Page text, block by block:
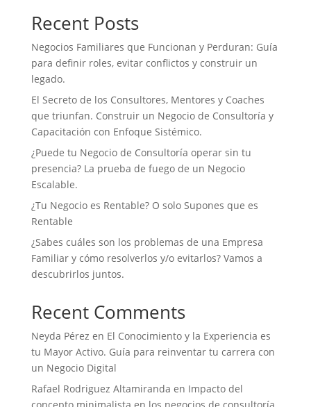
Recent Posts
Negocios Familiares que Funcionan y Perduran: Guía
para definir roles, evitar conflictos y construir un
legado.
El Secreto de los Consultores, Mentores y Coaches
que triunfan. Construir un Negocio de Consultoría y
Capacitación con Enfoque Sistémico.
¿Puede tu Negocio de Consultoría operar sin tu
presencia? La prueba de fuego de un Negocio
Escalable.
¿Tu Negocio es Rentable? O solo Supones que es
Rentable
¿Sabes cuáles son los problemas de una Empresa
Familiar y cómo resolverlos y/o evitarlos? Vamos a
descubrirlos juntos.
Recent Comments
Neyda Pérez en El Conocimiento y la Experiencia es
tu Mayor Activo. Guía para reinventar tu carrera con
un Negocio Digital
Rafael Rodriguez Altamiranda en Impacto del